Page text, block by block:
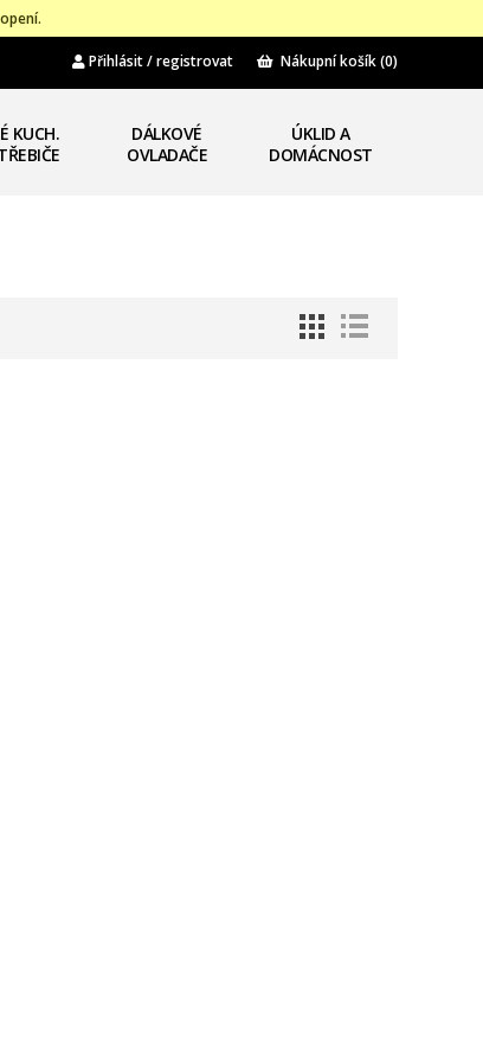
Přihlásit / registrovat Nákupní košík(0)
KUCH.
DÁLKOVÉ
OVLADAČE
ÚKLID A
DOMÁCNOST